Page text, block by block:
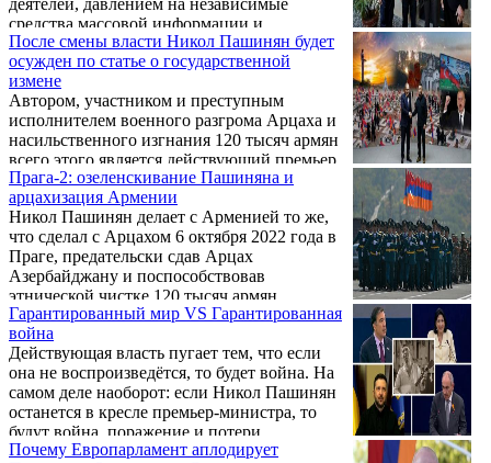
деятелей, давлением на независимые
средства массовой информации и
формированием атмосферы страха.
Представители оппозиции, общественные
деятели и медиа-ассоциации заявляют о
системном характере репрессий,
фабрикации уголовных дел и
целенаправленном подавлении
инакомыслия со стороны действующего
режима Никола Пашиняна.
После смены власти Никол Пашинян будет
осужден по статье о государственной
измене
Автором, участником и преступным
исполнителем военного разгрома Арцаха и
насильственного изгнания 120 тысяч армян
всего этого является действующий премьер
Армении Никол Пашинян, и понесет
наказание по статье «Государственная
измена» после смены власти. Об этом
сегодня, 21 мая, на срочной пресс-
конференции заявил второй номер
предвыборного списка партии
“Процветающая Армения”, лидер партии
“Мать Армения” Андраник Теванян.
Прага-2: озеленскивание Пашиняна и
арцахизация Армении
Никол Пашинян делает с Арменией то же,
что сделал с Арцахом 6 октября 2022 года в
Праге, предательски сдав Арцах
Азербайджану и поспособствовав
этнической чистке 120 тысяч армян.
Гарантированный мир VS Гарантированная
война
Действующая власть пугает тем, что если
она не воспроизведётся, то будет война. На
самом деле наоборот: если Никол Пашинян
останется в кресле премьер-министра, то
будут война, поражение и потери.
Почему Европарламент аплодирует